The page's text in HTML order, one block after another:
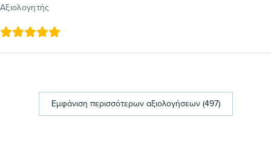
Αξιολογητής
Εμφάνιση περισσότερων αξιολογήσεων (497)